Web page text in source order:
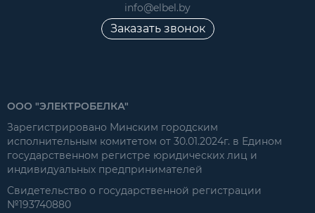
info@elbel.by
Заказать звонок
ООО "ЭЛЕКТРОБЕЛКА"
Зарегистрировано Минским городским
исполнительным комитетом от 30.01.2024г. в Едином
государственном регистре юридических лиц и
индивидуальных предпринимателей
Свидетельство о государственной регистрации
№193740880